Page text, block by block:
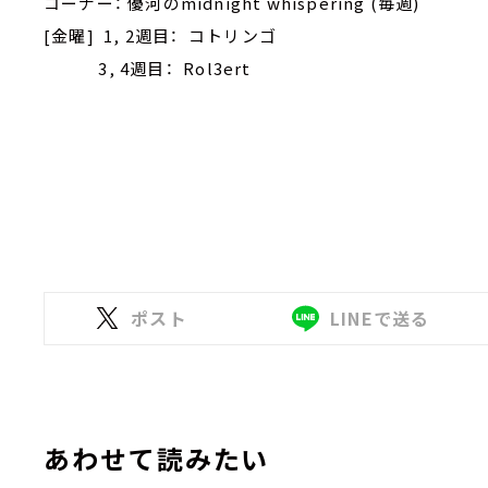
[金曜] 1, 2週目： コトリンゴ
3, 4週目： Rol3ert
ポスト LINEで送る
あわせて読みたい